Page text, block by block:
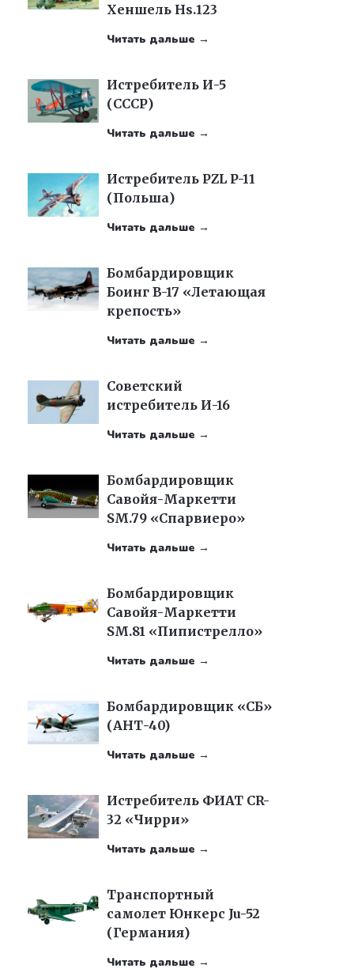
Хеншель Hs.123
Читать дальше →
Истребитель И-5
(СССР)
Читать дальше →
Истребитель PZL P-11
(Польша)
Читать дальше →
Бомбардировщик
Боинг B-17 «Летающая
крепость»
Читать дальше →
Советский
истребитель И-16
Читать дальше →
Бомбардировщик
Савойя-Маркетти
SM.79 «Спарвиеро»
Читать дальше →
Бомбардировщик
Савойя-Маркетти
SM.81 «Пипистрелло»
Читать дальше →
Бомбардировщик «СБ»
(АНТ-40)
Читать дальше →
Истребитель ФИАТ CR-
32 «Чирри»
Читать дальше →
Транспортный
самолет Юнкерс Ju-52
(Германия)
Читать дальше →